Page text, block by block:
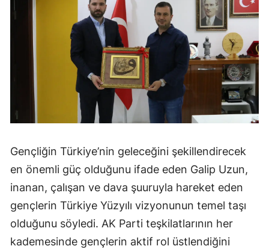
Gençliğin Türkiye’nin geleceğini şekillendirecek
en önemli güç olduğunu ifade eden Galip Uzun,
inanan, çalışan ve dava şuuruyla hareket eden
gençlerin Türkiye Yüzyılı vizyonunun temel taşı
olduğunu söyledi. AK Parti teşkilatlarının her
kademesinde gençlerin aktif rol üstlendiğini